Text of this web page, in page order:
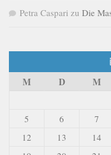
Petra Caspari zu Die
M D M
5
6 7
12
13 14